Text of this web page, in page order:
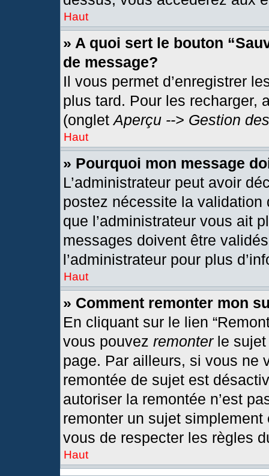
Haut
» A quoi sert le bouton
de message?
Il vous permet d’enregistrer
plus tard. Pour les recharger,
(ongletAperçu --> Gestion
Haut
» Pourquoi mon message
L’administrateur peut avoir
postez nécessite la
que l’administrateur vous ait
messages doivent être
l’administrateur pour plus
Haut
» Comment remonter mon
En cliquant sur le lien
vous pouvez remonterle sujet
page. Par ailleurs, si vous ne
remontée de sujet est
autoriser la remontée n’est
remonter un sujet
vous de respecter les règles
Haut